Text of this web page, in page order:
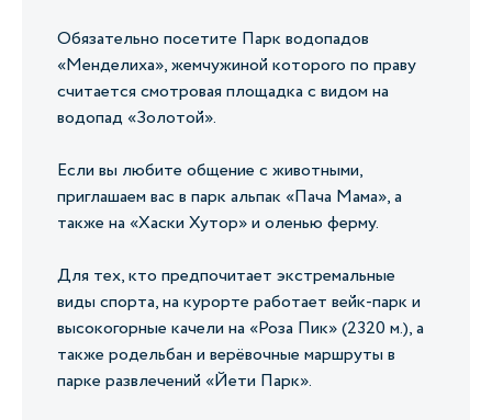
Обязательно посетите Парк водопадов
«Менделиха», жемчужиной которого по праву
считается смотровая площадка с видом на
водопад «Золотой».
Если вы любите общение с животными,
приглашаем вас в парк альпак «Пача Мама», а
также на «Хаски Хутор» и оленью ферму.
Для тех, кто предпочитает экстремальные
виды спорта, на курорте работает вейк-парк и
высокогорные качели на «Роза Пик» (2320 м.), а
также родельбан и верёвочные маршруты в
парке развлечений «Йети Парк».